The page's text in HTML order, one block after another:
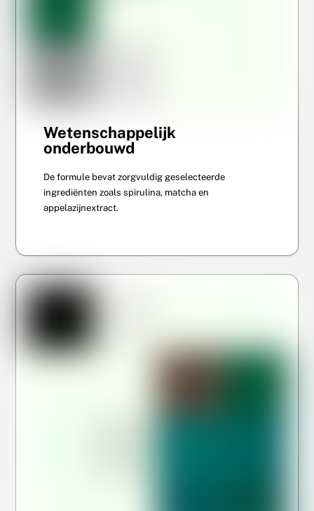
Wetenschappelijk
onderbouwd
De formule bevat zorgvuldig geselecteerde
ingrediënten zoals spirulina, matcha en
appelazijnextract.